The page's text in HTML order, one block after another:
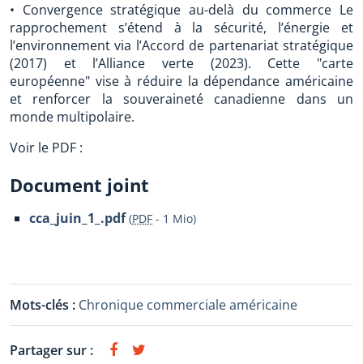
• Convergence stratégique au-delà du commerce Le
rapprochement s’étend à la sécurité, l’énergie et
l’environnement via l’Accord de partenariat stratégique
(2017) et l’Alliance verte (2023). Cette "carte
européenne" vise à réduire la dépendance américaine
et renforcer la souveraineté canadienne dans un
monde multipolaire.
Voir le PDF :
Document joint
cca_juin_1_.pdf (PDF - 1 Mio)
Mots-clés : Chronique commerciale américaine
Partager sur :